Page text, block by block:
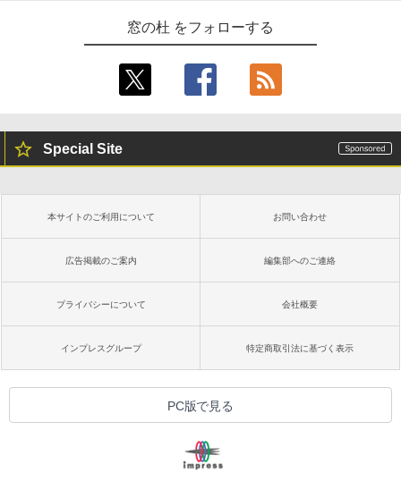
窓の杜 をフォローする
Special Site
本サイトのご利用について お問い合わせ
広告掲載のご案内 編集部へのご連絡
プライバシーについて 会社概要
インプレスグループ 特定商取引法に基づく表示
PC版で見る